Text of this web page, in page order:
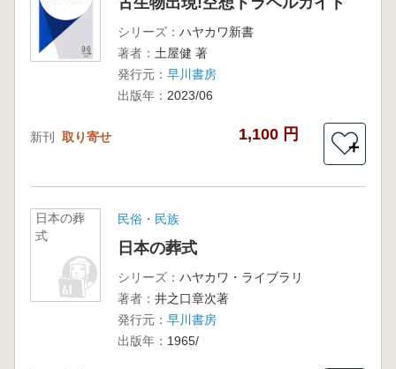
シリーズ： ハヤカワ新書
著者： 土屋健 著
発行元： 早川書房
出版年： 2023/06
新刊 取り寄せ 1,100 円
＋
日本の葬
式
民俗・民族
日本の葬式
シリーズ： ハヤカワ・ライブラリ
著者： 井之口章次著
発行元： 早川書房
出版年： 1965/